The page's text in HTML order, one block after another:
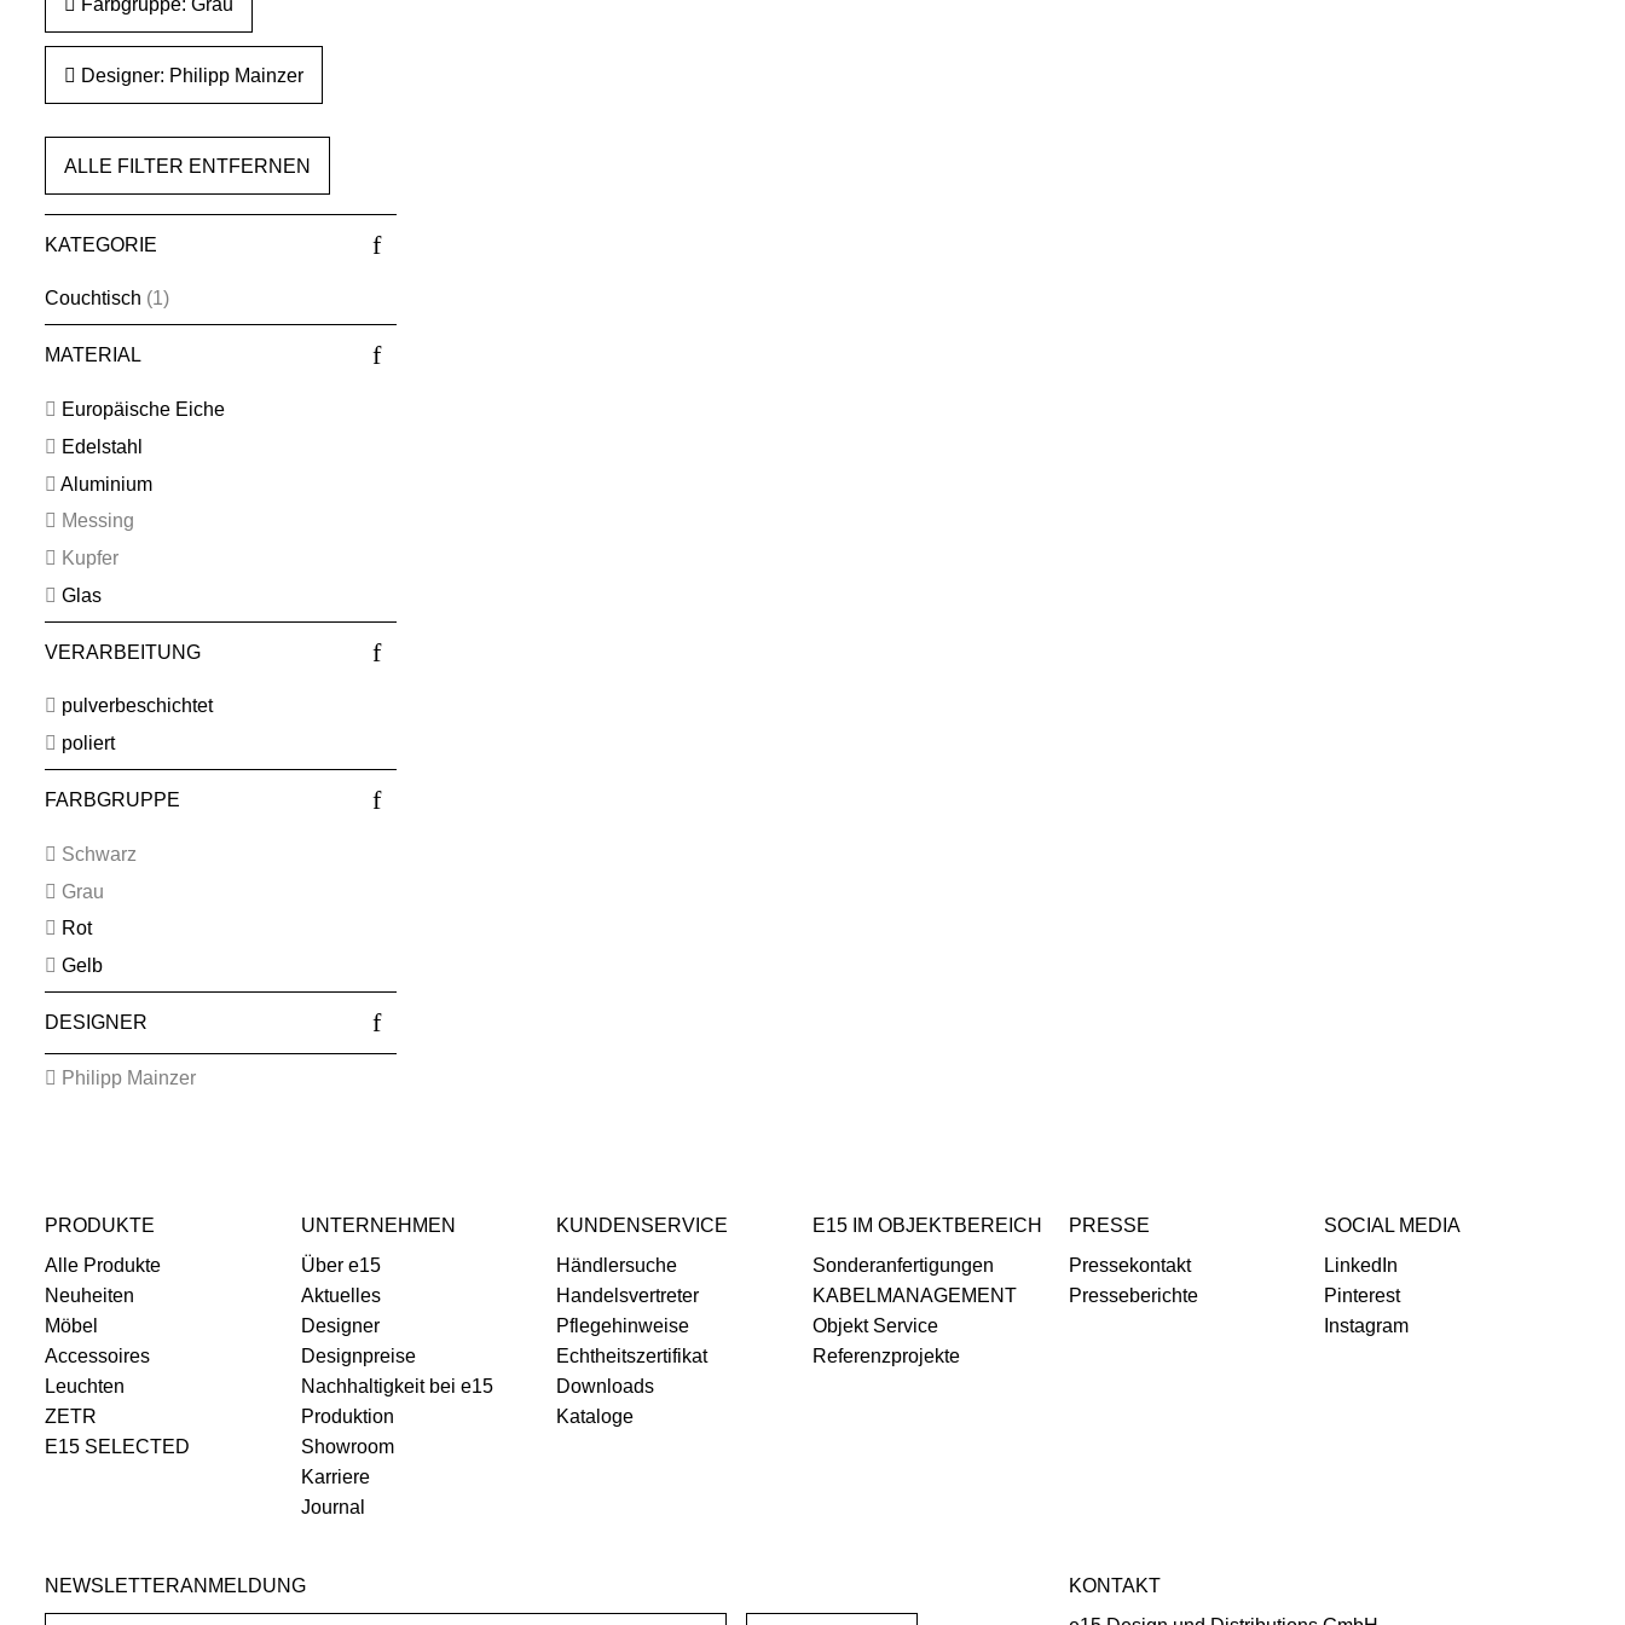
Farbgruppe: Grau
Designer: Philipp Mainzer
ALLE FILTER ENTFERNEN
KATEGORIE
Couchtisch (1)
MATERIAL
Europäische Eiche
Edelstahl
Aluminium
Messing
Kupfer
Glas
VERARBEITUNG
pulverbeschichtet
poliert
FARBGRUPPE
Schwarz
Grau
Rot
Gelb
DESIGNER
Philipp Mainzer
PRODUKTE
Alle Produkte
Neuheiten
Möbel
Accessoires
Leuchten
ZETR
E15 SELECTED
UNTERNEHMEN
Über e15
Aktuelles
Designer
Designpreise
Nachhaltigkeit bei e15
Produktion
Showroom
Karriere
Journal
KUNDENSERVICE
Händlersuche
Handelsvertreter
Pflegehinweise
Echtheitszertifikat
Downloads
Kataloge
E15 IM OBJEKTBEREICH
Sonderanfertigungen
KABELMANAGEMENT
Objekt Service
Referenzprojekte
PRESSE
Pressekontakt
Presseberichte
SOCIAL MEDIA
LinkedIn
Pinterest
Instagram
NEWSLETTERANMELDUNG
KONTAKT